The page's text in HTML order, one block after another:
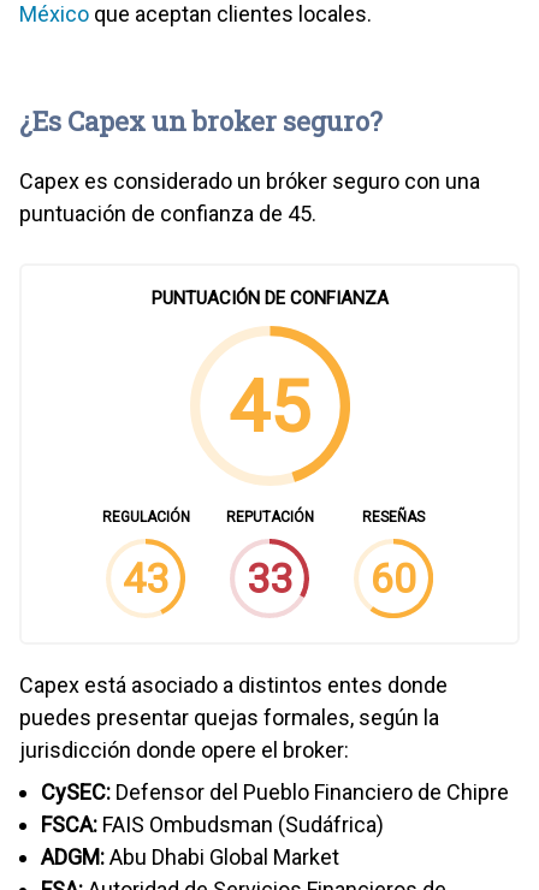
México que aceptan clientes locales.
¿Es Capex un broker seguro?
Capex es considerado un bróker seguro con una
puntuación de confianza de 45.
PUNTUACIÓN DE CONFIANZA
45
REGULACIÓN
43
REPUTACIÓN
33
RESEÑAS
60
Capex está asociado a distintos entes donde
puedes presentar quejas formales, según la
jurisdicción donde opere el broker:
CySEC: Defensor del Pueblo Financiero de Chipre
FSCA: FAIS Ombudsman (Sudáfrica)
ADGM:Abu Dhabi Global Market